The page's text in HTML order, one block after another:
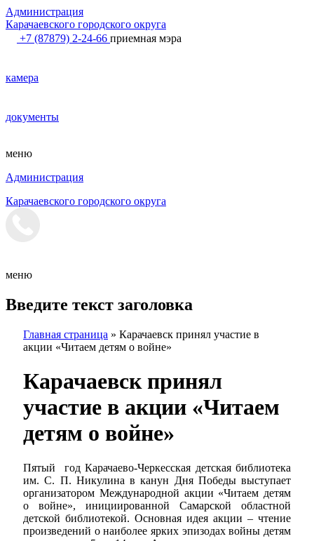
Администрация
Карачаевского городского округа
+7 (87879) 2-24-66 приемная мэра
камера
документы
меню
Администрация
Карачаевского городского округа
меню
Введите текст заголовка
Главная страница » Карачаевск принял участие в
акции «Читаем детям о войне»
Карачаевск принял
участие в акции «Читаем
детям о войне»
Пятый год Карачаево-Черкесская детская библиотека
им. С. П. Никулина в канун Дня Победы выступает
организатором Международной акции «Читаем детям
о войне», инициированной Самарской областной
детской библиотекой. Основная идея акции – чтение
произведений о наиболее ярких эпизодах войны детям